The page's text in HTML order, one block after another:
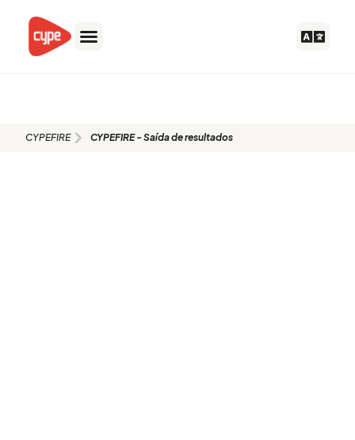
content
CYPEFIRE CYPEFIRE - Saída de resultados